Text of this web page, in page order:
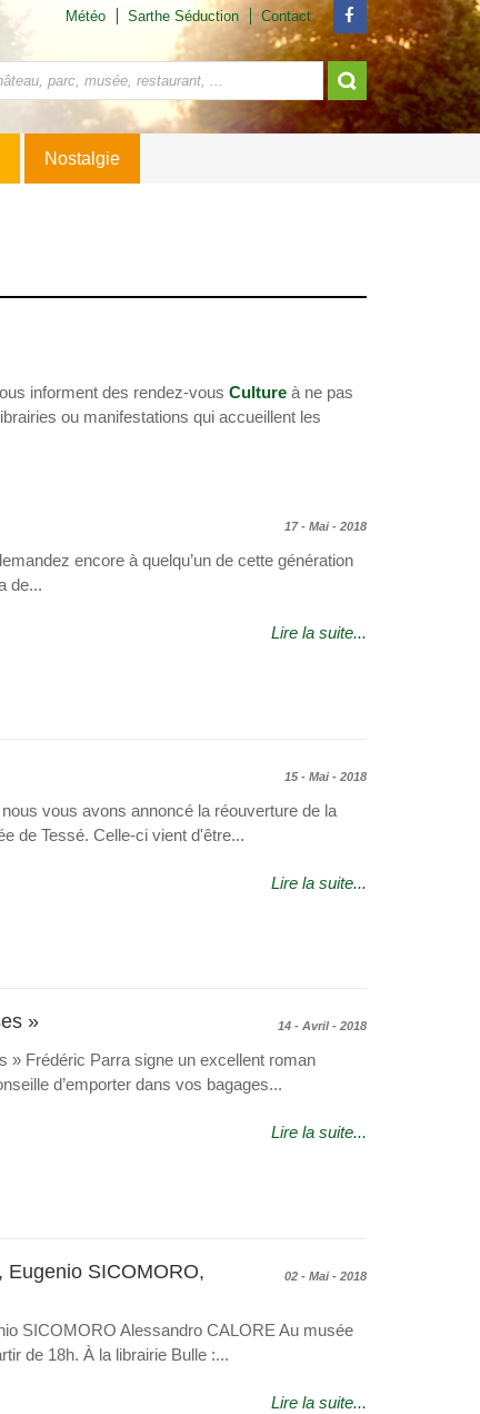
Météo Sarthe Séduction Contact
Nostalgie
informent des rendez-vous Cultureà ne pas
ou manifestations qui accueillent les
17 - Mai - 2018
encore à quelqu’un de cette génération
de...
Lire la suite...
15 - Mai - 2018
vous avons annoncé la réouverture de la
de Tessé. Celle-ci vient d'être...
Lire la suite...
14 - Avril - 2018
»
» Frédéric Parra signe un excellent roman
d’emporter dans vos bagages...
Lire la suite...
02 - Mai - 2018
Eugenio SICOMORO,
SICOMORO Alessandro CALORE Au musée
de 18h. À la librairie Bulle :...
Lire la suite...